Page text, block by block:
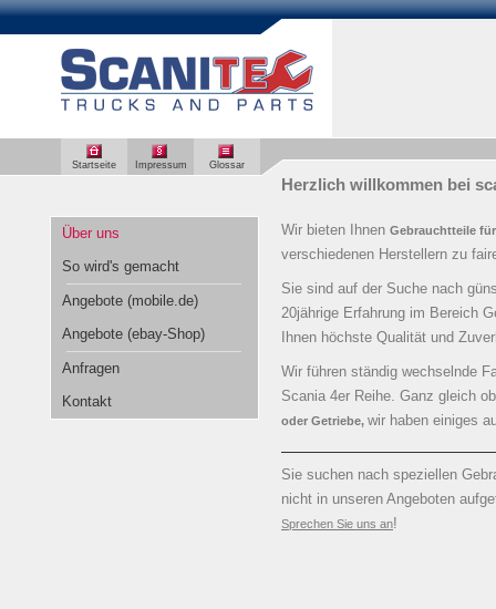
Startseite Impressum Glossar
Über uns
So wird's gemacht
Angebote (mobile.de)
Angebote (ebay-Shop)
Anfragen
Kontakt
Herzlich willkommen bei
Wir bieten Ihnen Gebrauchtteile
verschiedenen Herstellern zu
Sie sind auf der Suche nach
20jährige Erfahrung im Bereich
Ihnen höchste Qualität und
Wir führen ständig wechselnde
Scania 4er Reihe. Ganz gleich
oder Getriebe, wir haben einiges
Sie suchen nach speziellen
nicht in unseren Angeboten
Sprechen Sie uns an!